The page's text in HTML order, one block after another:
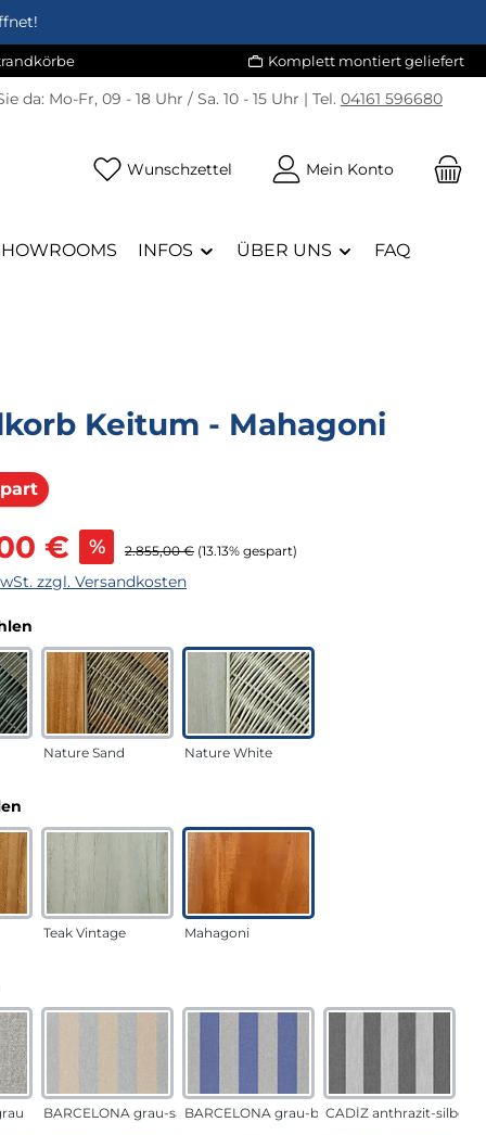
Komplett montiert geliefert
da: Mo-Fr, 09 - 18 Uhr / Sa. 10 - 15 Uhr | Tel. 04161 596680
Wunschzettel Du hast 0 Produkte auf dem
Mein Konto
INFOS ÜBER UNS FAQ
Keitum - Mahagoni
Rabatt
€ % Regulärer Preis:
2.855,00 € (13.13% gespart)
zzgl. Versandkosten
Nature Sand Nature White
Teak Vintage Mahagoni
BARCELONA grau-sandBARCELONA grau-blauCADÍZ anthrazit-silber